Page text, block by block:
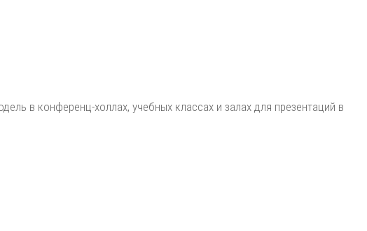
в конференц-холлах, учебных классах и залах для презентаций в